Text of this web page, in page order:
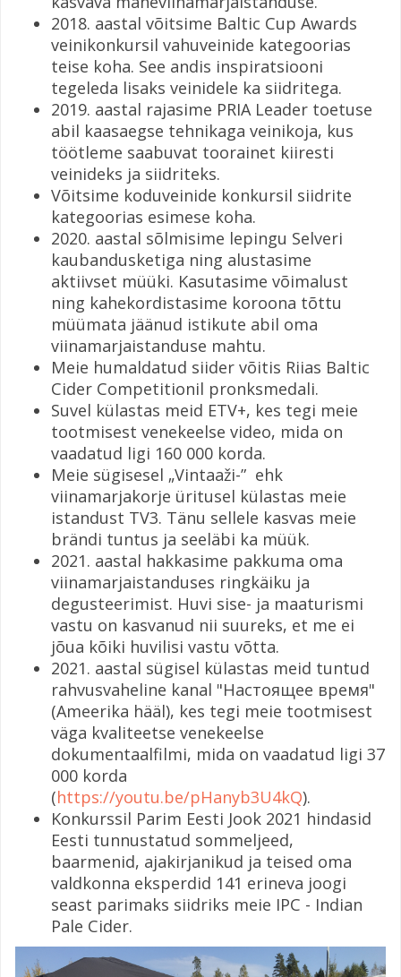
2018. aastal võitsime Baltic Cup Awards
veinikonkursil vahuveinide kategoorias
teise koha. See andis inspiratsiooni
tegeleda lisaks veinidele ka siidritega.
2019. aastal rajasime PRIA Leader toetuse
abil kaasaegse tehnikaga veinikoja, kus
töötleme saabuvat toorainet kiiresti
veinideks ja siidriteks.
Võitsime koduveinide konkursil siidrite
kategoorias esimese koha.
2020. aastal sõlmisime lepingu Selveri
kaubandusketiga ning alustasime
aktiivset müüki. Kasutasime võimalust
ning kahekordistasime koroona tõttu
müümata jäänud istikute abil oma
viinamarjaistanduse mahtu.
Meie humaldatud siider võitis Riias Baltic
Cider Competitionil pronksmedali.
Suvel külastas meid ETV+, kes tegi meie
tootmisest venekeelse video, mida on
vaadatud ligi 160 000 korda.
Meie sügisesel „Vintaaži-” ehk
viinamarjakorje üritusel külastas meie
istandust TV3. Tänu sellele kasvas meie
brändi tuntus ja seeläbi ka müük.
2021. aastal hakkasime pakkuma oma
viinamarjaistanduses ringkäiku ja
degusteerimist. Huvi sise- ja maaturismi
vastu on kasvanud nii suureks, et me ei
jõua kõiki huvilisi vastu võtta.
2021. aastal sügisel külastas meid tuntud
rahvusvaheline kanal "Настоящее время"
(Ameerika hääl), kes tegi meie tootmisest
väga kvaliteetse venekeelse
dokumentaalfilmi, mida on vaadatud ligi 37
000 korda
(https://youtu.be/pHanyb3U4kQ).
Konkurssil Parim Eesti Jook 2021 hindasid
Eesti tunnustatud sommeljeed,
baarmenid, ajakirjanikud ja teised oma
valdkonna eksperdid 141 erineva joogi
seast parimaks siidriks meie IPC - Indian
Pale Cider.